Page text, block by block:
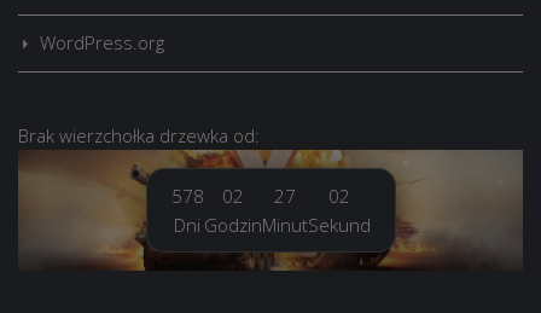
WordPress.org
Brak wierzchołka drzewka od:
578
Dni
02
Godzin
27
Minut
04
Sekund